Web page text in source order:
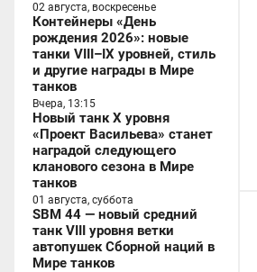
02 августа, воскресенье
Контейнеры «День
рождения 2026»: новые
танки VIII–IX уровней, стиль
и другие награды в Мире
танков
Вчера, 13:15
Новый танк X уровня
«Проект Васильева» станет
наградой следующего
кланового сезона в Мире
танков
01 августа, суббота
SBM 44 — новый средний
танк VIII уровня ветки
автопушек Сборной наций в
Мире танков